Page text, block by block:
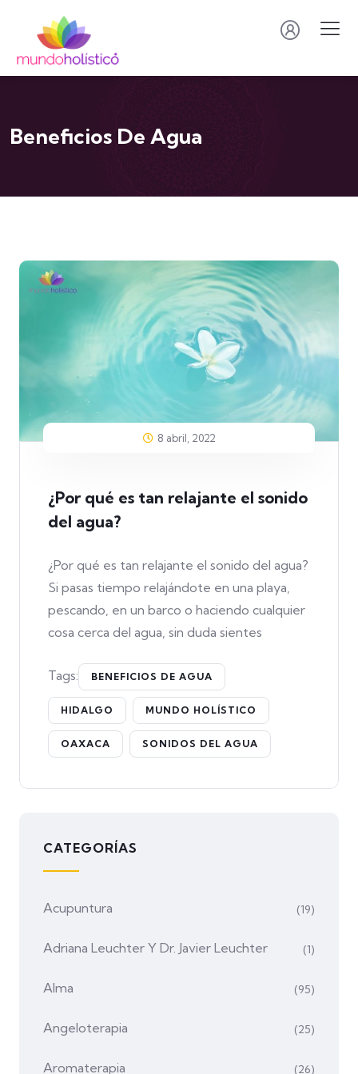
Beneficios De Agua
8 abril, 2022
¿Por qué es tan relajante el sonido
del agua?
¿Por qué es tan relajante el sonido del agua?
Si pasas tiempo relajándote en una playa,
pescando, en un barco o haciendo cualquier
cosa cerca del agua, sin duda sientes
Tags: BENEFICIOS DE AGUA
HIDALGO MUNDO HOLÍSTICO
OAXACA SONIDOS DEL AGUA
CATEGORÍAS
Acupuntura (19)
Adriana Leuchter Y Dr. Javier Leuchter (1)
Alma (95)
Angeloterapia (25)
Aromaterapia (26)